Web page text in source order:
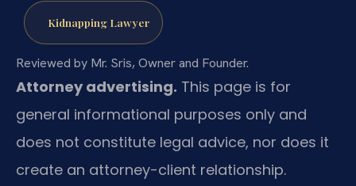
Kidnapping Lawyer
Reviewed by Mr. Sris, Owner and Founder.
Attorney advertising. This page is for
general informational purposes only and
does not constitute legal advice, nor does it
create an attorney-client relationship.